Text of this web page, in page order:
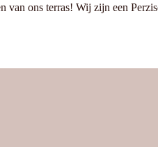
ons terras! Wij zijn een